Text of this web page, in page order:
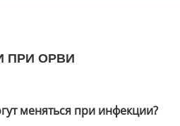
ПРИ ОРВИ
меняться при инфекции?